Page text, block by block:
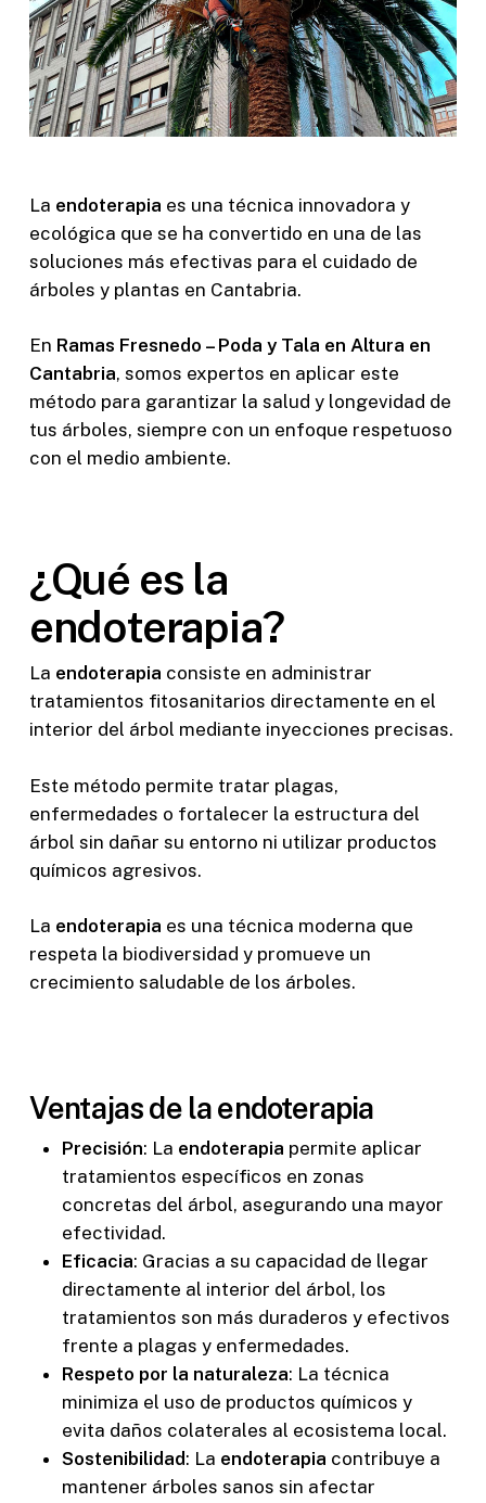
La endoterapia es una técnica innovadora y
ecológica que se ha convertido en una de las
soluciones más efectivas para el cuidado de
árboles y plantas en Cantabria.
En Ramas Fresnedo – Poda y Tala en Altura en
Cantabria, somos expertos en aplicar este
método para garantizar la salud y longevidad de
tus árboles, siempre con un enfoque respetuoso
con el medio ambiente.
¿Qué es la
endoterapia?
La endoterapia consiste en administrar
tratamientos fitosanitarios directamente en el
interior del árbol mediante inyecciones precisas.
Este método permite tratar plagas,
enfermedades o fortalecer la estructura del
árbol sin dañar su entorno ni utilizar productos
químicos agresivos.
La endoterapia es una técnica moderna que
respeta la biodiversidad y promueve un
crecimiento saludable de los árboles.
Ventajas de la endoterapia
Precisión: La endoterapia permite aplicar
tratamientos específicos en zonas
concretas del árbol, asegurando una mayor
efectividad.
Eficacia: Gracias a su capacidad de llegar
directamente al interior del árbol, los
tratamientos son más duraderos y efectivos
frente a plagas y enfermedades.
Respeto por la naturaleza: La técnica
minimiza el uso de productos químicos y
evita daños colaterales al ecosistema local.
Sostenibilidad: La endoterapia contribuye a
mantener árboles sanos sin afectar